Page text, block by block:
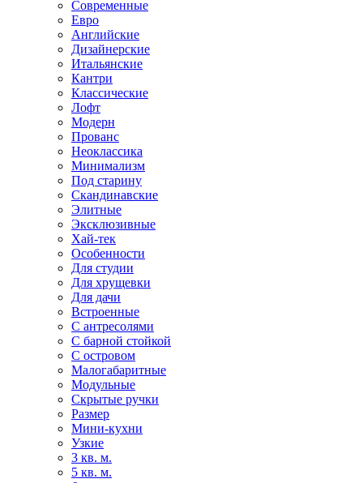
Современные
Евро
Английские
Дизайнерские
Итальянские
Кантри
Классические
Лофт
Модерн
Прованс
Неоклассика
Минимализм
Под старину
Скандинавские
Элитные
Эксклюзивные
Хай-тек
Особенности
Для студии
Для хрущевки
Для дачи
Встроенные
С антресолями
С барной стойкой
С островом
Малогабаритные
Модульные
Скрытые ручки
Размер
Мини-кухни
Узкие
3 кв. м.
5 кв. м.